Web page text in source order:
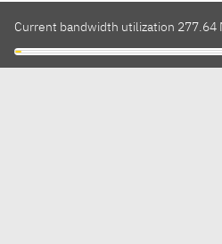
Current bandwidth utilization 277.64